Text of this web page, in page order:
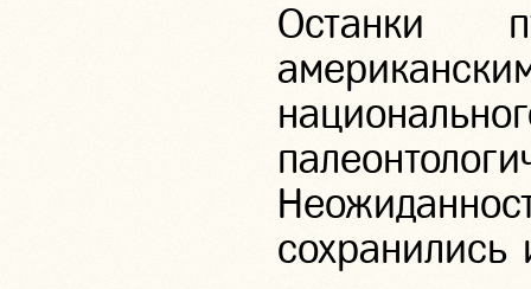
Останки
сохранились